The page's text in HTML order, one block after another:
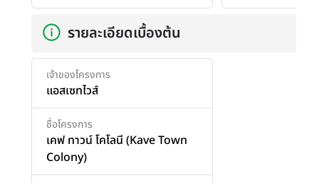
รายละเอียดเบื้องต้น
เจ้าของโครงการ
แอสเซทไวส์
ชื่อโครงการ
เคฟ ทาวน์ โคโลนี (Kave Town
Colony)